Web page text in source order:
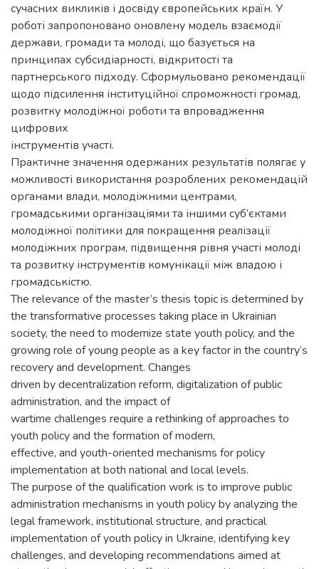
сучасних викликів і досвіду європейських країн. У
роботі запропоновано оновлену модель взаємодії
держави, громади та молоді, що базується на
принципах субсидіарності, відкритості та
партнерського підходу. Сформульовано рекомендації
щодо підсилення інституційної спроможності громад,
розвитку молодіжної роботи та впровадження
цифрових
інструментів участі.
Практичне значення одержаних результатів полягає у
можливості використання розроблених рекомендацій
органами влади, молодіжними центрами,
громадськими організаціями та іншими суб’єктами
молодіжної політики для покращення реалізації
молодіжних програм, підвищення рівня участі молоді
та розвитку інструментів комунікації між владою і
громадськістю.
The relevance of the master’s thesis topic is determined by
the transformative processes taking place in Ukrainian
society, the need to modernize state youth policy, and the
growing role of young people as a key factor in the country’s
recovery and development. Changes
driven by decentralization reform, digitalization of public
administration, and the impact of
wartime challenges require a rethinking of approaches to
youth policy and the formation of modern,
effective, and youth-oriented mechanisms for policy
implementation at both national and local levels.
The purpose of the qualification work is to improve public
administration mechanisms in youth policy by analyzing the
legal framework, institutional structure, and practical
implementation of youth policy in Ukraine, identifying key
challenges, and developing recommendations aimed at